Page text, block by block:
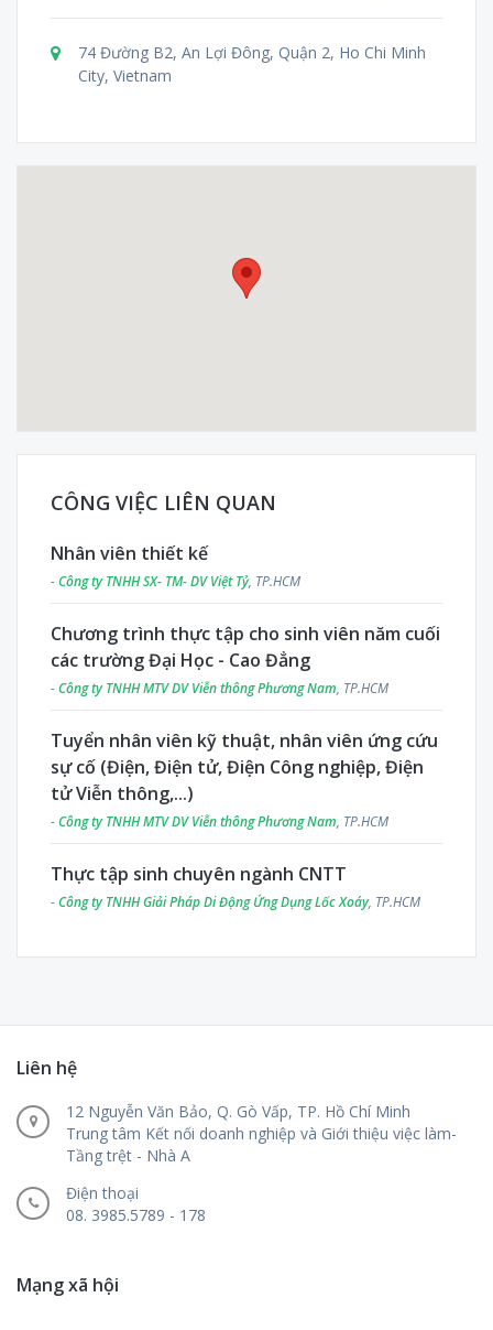
74 Đường B2, An Lợi Đông, Quận 2, Ho Chi Minh
City, Vietnam
CÔNG VIỆC LIÊN QUAN
Nhân viên thiết kế
-Công ty TNHH SX- TM- DV Việt Tỷ, TP.HCM
Chương trình thực tập cho sinh viên năm cuối
các trường Đại Học - Cao Đẳng
-Công ty TNHH MTV DV Viễn thông Phương Nam, TP.HCM
Tuyển nhân viên kỹ thuật, nhân viên ứng cứu
sự cố (Điện, Điện tử, Điện Công nghiệp, Điện
tử Viễn thông,...)
-Công ty TNHH MTV DV Viễn thông Phương Nam, TP.HCM
Thực tập sinh chuyên ngành CNTT
-Công ty TNHH Giải Pháp Di Động Ứng Dụng Lốc Xoáy, TP.HCM
Liên hệ
12 Nguyễn Văn Bảo, Q. Gò Vấp, TP. Hồ Chí Minh
Trung tâm Kết nối doanh nghiệp và Giới thiệu việc làm-
Tầng trệt - Nhà A
Điện thoại
08. 3985.5789 - 178
Mạng xã hội